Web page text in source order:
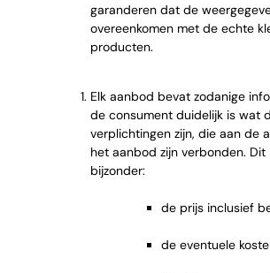
garanderen dat de
overeenkomen met de echte
producten.
Elk aanbod bevat zodanige
de consument duidelijk is wat
verplichtingen zijn, die aan de
het aanbod zijn verbonden.
bijzonder:
de prijs inclusief
de eventuele